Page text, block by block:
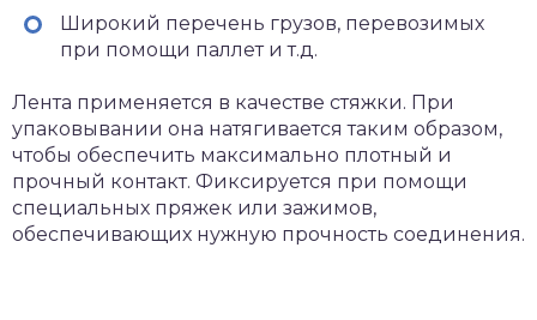
Широкий перечень грузов, перевозимых
при помощи паллет и т.д.
Лента применяется в качестве стяжки. При
упаковывании она натягивается таким образом,
чтобы обеспечить максимально плотный и
прочный контакт. Фиксируется при помощи
специальных пряжек или зажимов,
обеспечивающих нужную прочность соединения.